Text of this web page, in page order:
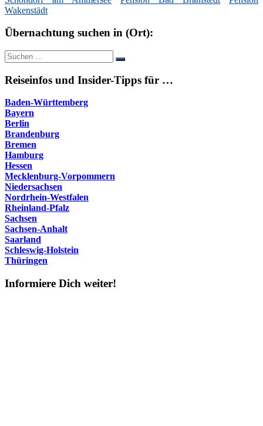
Wakenstädt
Übernachtung suchen in (Ort):
Suche
nach:
Suchen
Reiseinfos und Insider-Tipps für …
Baden-Württemberg
Bayern
Berlin
Brandenburg
Bremen
Hamburg
Hessen
Mecklenburg-Vorpommern
Niedersachsen
Nordrhein-Westfalen
Rheinland-Pfalz
Sachsen
Sachsen-Anhalt
Saarland
Schleswig-Holstein
Thüringen
Informiere Dich weiter!